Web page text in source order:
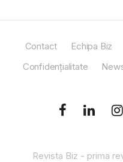
Contact Echipa Biz
Confidențialitate
Revista Biz - prima